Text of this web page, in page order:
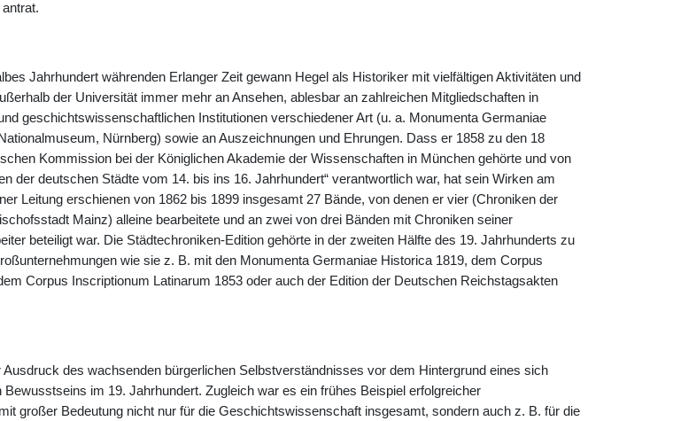
Jahrhundert währenden Erlanger Zeit gewann Hegel als Historiker mit vielfältigen Aktivitäten und
der Universität immer mehr an Ansehen, ablesbar an zahlreichen Mitgliedschaften in
geschichtswissenschaftlichen Institutionen verschiedener Art (u. a. Monumenta Germaniae
Nürnberg) sowie an Auszeichnungen und Ehrungen. Dass er 1858 zu den 18
Kommission bei der Königlichen Akademie der Wissenschaften in München gehörte und von
der deutschen Städte vom 14. bis ins 16. Jahrhundert“ verantwortlich war, hat sein Wirken am
Leitung erschienen von 1862 bis 1899 insgesamt 27 Bände, von denen er vier (Chroniken der
Mainz) alleine bearbeitete und an zwei von drei Bänden mit Chroniken seiner
beteiligt war. Die Städtechroniken-Edition gehörte in der zweiten Hälfte des 19. Jahrhunderts zu
wie sie z. B. mit den Monumenta Germaniae Historica 1819, dem Corpus
Corpus Inscriptionum Latinarum 1853 oder auch der Edition der Deutschen Reichstagsakten
des wachsenden bürgerlichen Selbstverständnisses vor dem Hintergrund eines sich
im 19. Jahrhundert. Zugleich war es ein frühes Beispiel erfolgreicher
großer Bedeutung nicht nur für die Geschichtswissenschaft insgesamt, sondern auch z. B. für die